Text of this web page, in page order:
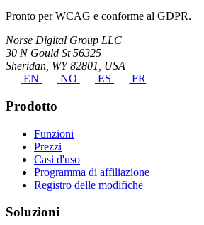
Pronto per WCAG e conforme al GDPR.
Norse Digital Group LLC
30 N Gould St 56325
Sheridan, WY 82801, USA
EN
NO ES FR
Prodotto
Funzioni
Prezzi
Casi d'uso
Programma di affiliazione
Registro delle modifiche
Soluzioni